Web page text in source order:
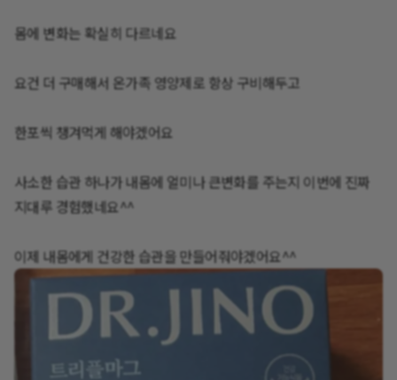
몸에 변화는 확실히 다르네요‼️
요건 더 구매해서 온가족 영양제로 항상 구비해두고
한포씩 챙겨먹게 해야겠어요‼️
사소한 습관 하나가 내몸에 얼미나 큰변화를 주는지 이번에 진짜
지대루 경험했네요^^
이제 내몸에게 건강한 습관을 만들어줘야겠어요^^